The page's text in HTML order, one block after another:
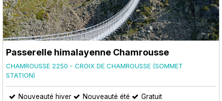
Passerelle himalayenne Chamrousse
CHAMROUSSE 2250 - CROIX DE CHAMROUSSE (SOMMET
STATION)
Nouveauté hiver Nouveauté été
Gratuit